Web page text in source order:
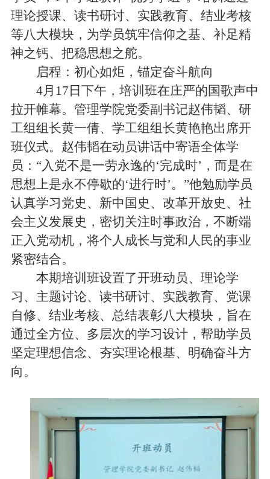
理论授课、读书研讨、实践教育、结业考核
等八大模块，为学员筑牢信仰之基、补足精
神之钙、把稳思想之舵。
启程：初心如炬，锚定奋斗航向
4月17日下午，培训班在庄严的国歌声中
拉开帷幕。管理学院党委副书记赵伟韬、研
工组组长黄一倩、学工组组长黄艳艳出席开
班仪式。赵伟韬在动员讲话中寄语全体学
员：“入党不是一劳永逸的‘完成时’，而是在
思想上是永不停歇的‘进行时’。”他勉励学员
认真学习党史、新中国史、改革开放史、社
会主义发展史，密切关注时事政治，不断端
正入党动机，将个人成长与党和人民的事业
紧密结合。
本期培训班设置了开班动员、理论学
习、主题讨论、读书研讨、实践教育、党课
自修、结业考核、总结表彰八大模块，旨在
通过全方位、多层次的学习设计，帮助学员
坚定理想信念、夯实理论根基、明确奋斗方
向。